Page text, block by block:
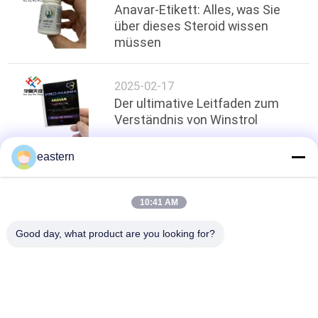
Anavar-Etikett: Alles, was Sie
über dieses Steroid wissen
müssen
2025-02-17
Der ultimative Leitfaden zum
Verständnis von Winstrol
oben
eastern
10:41 AM
Good day, what product are you looking for?